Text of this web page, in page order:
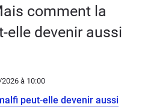
comment la
elle devenir aussi
à 10:00
peut-elle devenir aussi